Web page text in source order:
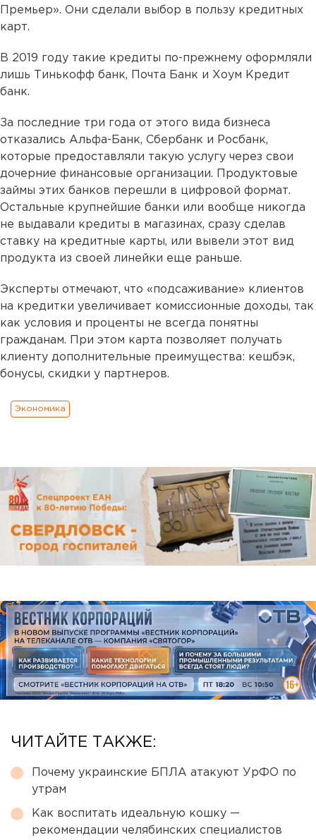
Премьер». Они сделали выбор в пользу кредитных
карт.
В 2019 году такие кредиты по-прежнему оформляли
лишь Тинькофф банк, Почта Банк и Хоум Кредит
банк.
За последние три года от этого вида бизнеса
отказались Альфа-Банк, Сбербанк и Росбанк,
которые предоставляли такую услугу через свои
дочерние финансовые организации. Продуктовые
займы этих банков перешли в цифровой формат.
Остальные крупнейшие банки или вообще никогда
не выдавали кредиты в магазинах, сразу сделав
ставку на кредитные карты, или вывели этот вид
продукта из своей линейки еще раньше.
Эксперты отмечают, что «подсаживание» клиентов
на кредитки увеличивает комиссионные доходы, так
как условия и проценты не всегда понятны
гражданам. При этом карта позволяет получать
клиенту дополнительные преимущества: кешбэк,
бонусы, скидки у партнеров.
Экономика
ЧИТАЙТЕ ТАКЖЕ:
Почему украинские БПЛА атакуют УрФО по
утрам
Как воспитать идеальную кошку —
рекомендации челябинских специалистов